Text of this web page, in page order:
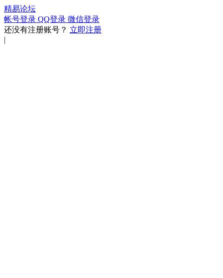
精易论坛
帐号登录 QQ登录 微信登录
还没有注册账号？ 立即注册
|